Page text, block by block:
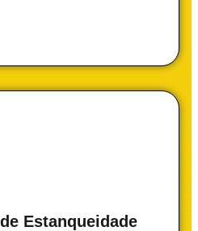
Estanqueidade